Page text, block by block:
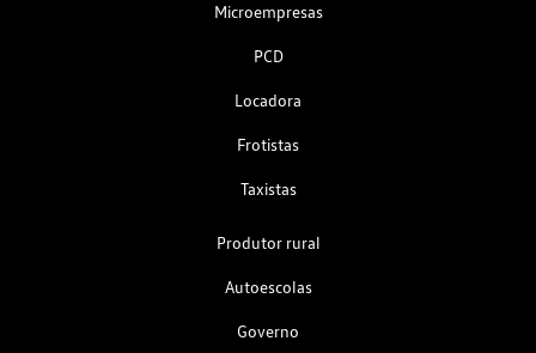
Microempresas
PCD
Locadora
Frotistas
Taxistas
Produtor rural
Autoescolas
Governo